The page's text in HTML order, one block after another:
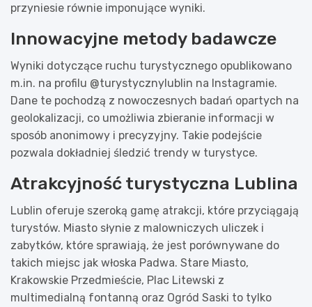
przyniesie równie imponujące wyniki.
Innowacyjne metody badawcze
Wyniki dotyczące ruchu turystycznego opublikowano
m.in. na profilu @turystycznylublin na Instagramie.
Dane te pochodzą z nowoczesnych badań opartych na
geolokalizacji, co umożliwia zbieranie informacji w
sposób anonimowy i precyzyjny. Takie podejście
pozwala dokładniej śledzić trendy w turystyce.
Atrakcyjność turystyczna Lublina
Lublin oferuje szeroką gamę atrakcji, które przyciągają
turystów. Miasto słynie z malowniczych uliczek i
zabytków, które sprawiają, że jest porównywane do
takich miejsc jak włoska Padwa. Stare Miasto,
Krakowskie Przedmieście, Plac Litewski z
multimedialną fontanną oraz Ogród Saski to tylko